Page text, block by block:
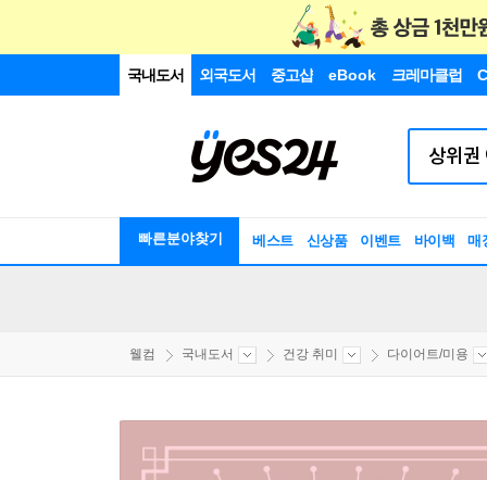
국내도서 외국도서 중고샵 eBook 크레마클럽
빠른분야찾기 베스트 신상품 이벤트 바이백 매
웰컴 국내도서 건강 취미 다이어트/미용